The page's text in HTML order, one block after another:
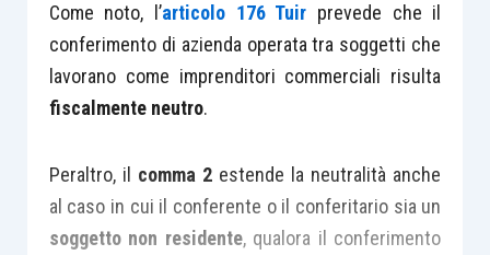
Come noto, l’articolo 176 Tuir prevede che il
conferimento di azienda operata tra soggetti che
lavorano come imprenditori commerciali risulta
fiscalmente neutro.
Peraltro, il comma 2estende la neutralità anche
al caso in cui il conferente o il conferitario sia un
soggetto non residente, qualora il conferimento